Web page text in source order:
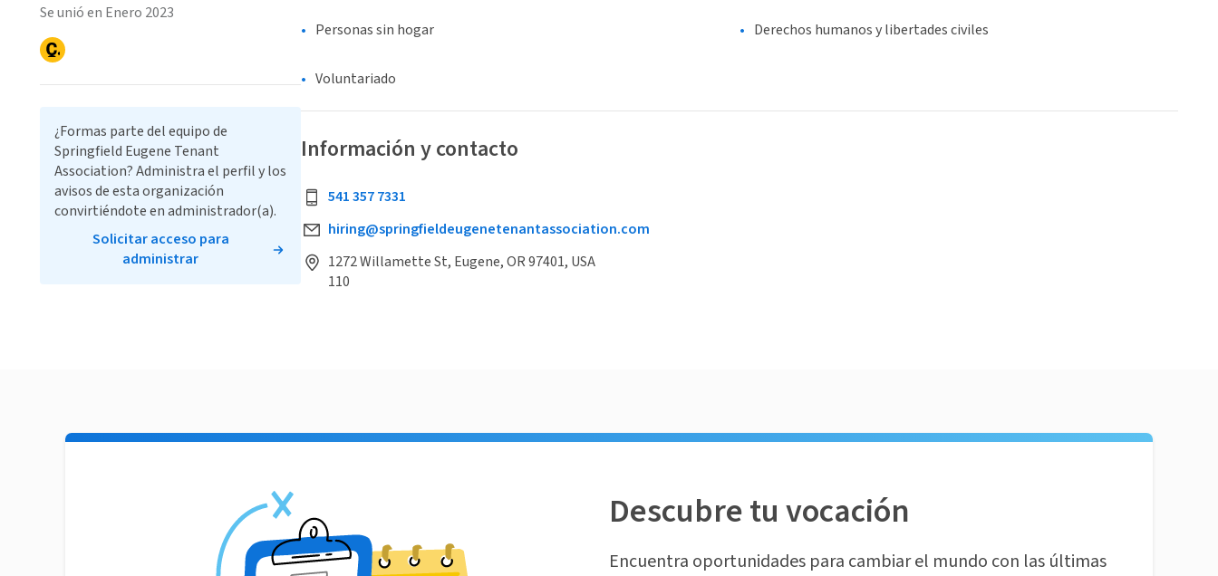
Personas sin hogar Derechos humanos y libertades civiles
Voluntariado
Información y contacto
541 357 7331
hiring@springfieldeugenetenantassociation.com
1272 Willamette St, Eugene, OR 97401, USA
110
Se unió en Enero 2023
¿Formas parte del equipo de
Springfield Eugene Tenant
Association? Administra el perfil y los
avisos de esta organización
convirtiéndote en administrador(a).
Solicitar acceso para
administrar
Descubre tu vocación
Encuentra oportunidades para cambiar el mundo con las últimas